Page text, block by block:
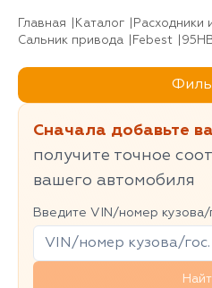
Главная Каталог
Сальник привода
Febest
Сначала добавьте
получите точное
вашего автомобиля
Введите VIN/номер кузова/